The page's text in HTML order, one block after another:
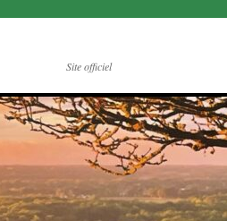
Site officiel